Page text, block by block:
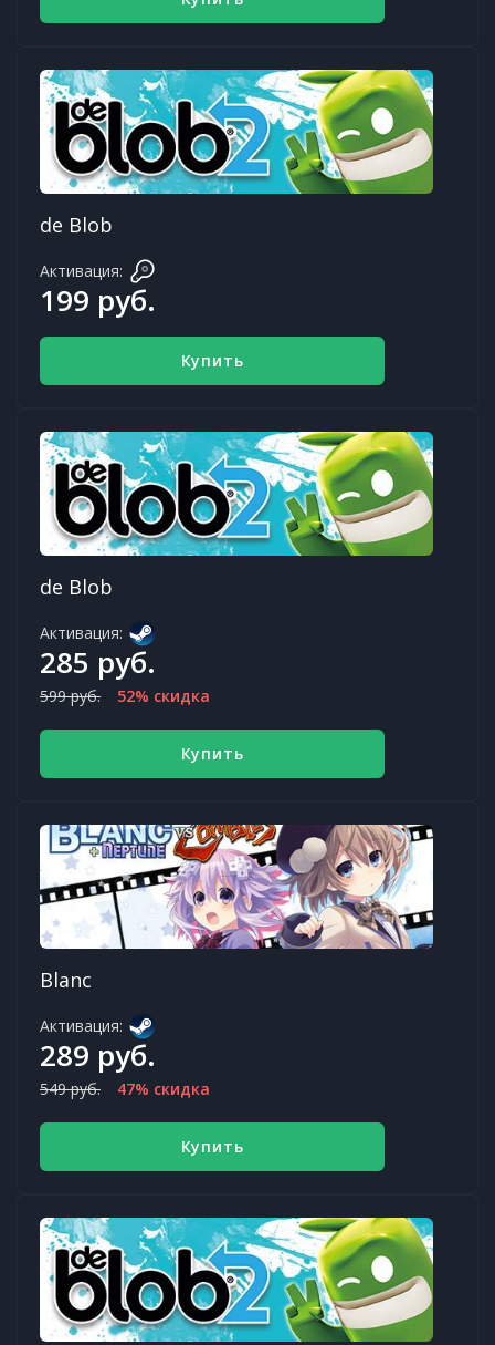
de Blob
Активация:
199 руб.
Купить
de Blob
Активация:
285 руб.
599 руб. 52% скидка
Купить
Blanc
Активация:
289 руб.
549 руб. 47% скидка
Купить